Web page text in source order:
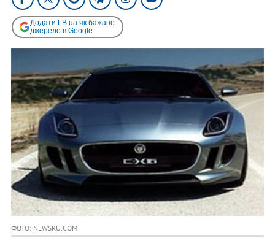
Додати LB.ua як бажане
джерело в Google
ФОТО: NEWSRU.COM